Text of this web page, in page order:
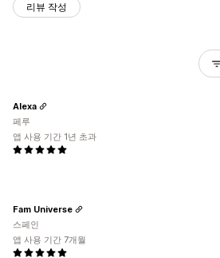
리뷰 작성
Alexa
페루
앱 사용 기간 1년 초과
Fam Universe
스페인
앱 사용 기간 7개월